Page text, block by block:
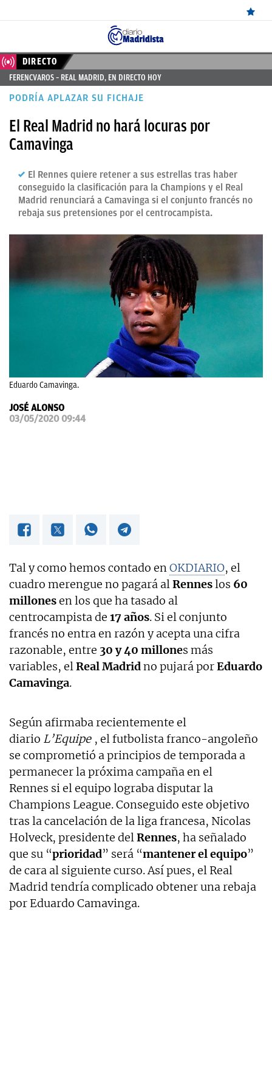
ÚLTIMAS
NOTICIAS
MADRID
BALONCESTO
CANTERA
FICHAJES
DIRECTO
OKDIARIO
DIRECTO
FERENCVAROS – REAL MADRID, EN DIRECTO HOY
PODRÍA APLAZAR SU FICHAJE
El Real Madrid no hará locuras por
Camavinga
El Rennes quiere retener a sus estrellas tras haber
conseguido la clasificación para la Champions y el Real
Madrid renunciará a Camavinga si el conjunto francés no
rebaja sus pretensiones por el centrocampista.
Eduardo Camavinga.
JOSÉ ALONSO
03/05/2020 09:44
Tal y como hemos contado enOKDIARIO, el
cuadro merengue no pagará alRenneslos 60
millonesen los que ha tasado al
centrocampista de 17 años. Si el conjunto
francés no entra en razón y acepta una cifra
razonable, entre 30 y 40 millones más
variables, elReal Madridno pujará porEduardo
Camavinga.
Según afirmaba recientemente el
diario L’Equipe , el futbolista franco-angoleño
se comprometió a principios de temporada a
permanecer la próxima campaña en el
Rennes si el equipo lograba disputar la
Champions League. Conseguido este objetivo
tras la cancelación de la liga francesa, Nicolas
Holveck, presidente delRennes, ha señalado
que su “prioridad” será “mantener el equipo”
de cara al siguiente curso. Así pues, el Real
Madrid tendría complicado obtener una rebaja
por Eduardo Camavinga.